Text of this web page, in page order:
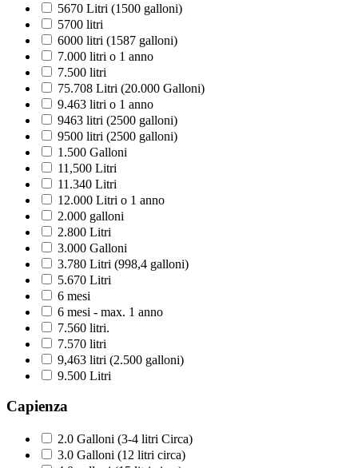
5670 Litri (1500 galloni)
5700 litri
6000 litri (1587 galloni)
7.000 litri o 1 anno
7.500 litri
75.708 Litri (20.000 Galloni)
9.463 litri o 1 anno
9463 litri (2500 galloni)
9500 litri (2500 galloni)
1.500 Galloni
11,500 Litri
11.340 Litri
12.000 Litri o 1 anno
2.000 galloni
2.800 Litri
3.000 Galloni
3.780 Litri (998,4 galloni)
5.670 Litri
6 mesi
6 mesi - max. 1 anno
7.560 litri.
7.570 litri
9,463 litri (2.500 galloni)
9.500 Litri
Capienza
2.0 Galloni (3-4 litri Circa)
3.0 Galloni (12 litri circa)